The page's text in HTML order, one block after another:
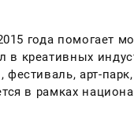
года помогает
креативных
арт-
в рамках